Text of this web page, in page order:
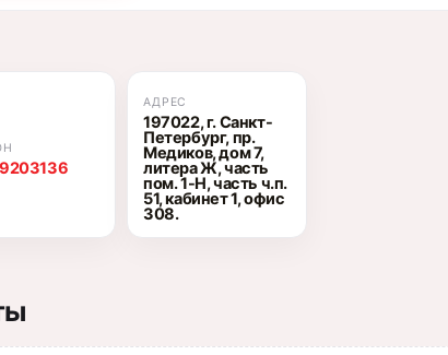
АДРЕС
197022, г. Санкт-
Петербург, пр.
Медиков, дом 7,
литера Ж, часть
пом. 1-Н, часть ч.п.
51, кабинет 1, офис
308.